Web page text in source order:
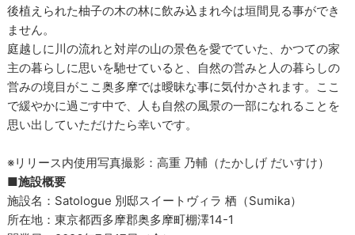
後植えられた柚子の木の林に飲み込まれ今は垣間見る事ができ
ません。
庭越しに川の流れと対岸の山の景色を愛でていた、かつての家
主の暮らしに思いを馳せていると、自然の営みと人の暮らしの
営みの境目がここ奥多摩では曖昧な事に気付かされます。ここ
で緩やかに過ごす中で、人も自然の風景の一部になれることを
思い出していただけたら幸いです。
※リリース内使用写真撮影：高重 乃輔（たかしげ だいすけ）
■施設概要
施設名：Satologue 別邸スイートヴィラ 栖（Sumika）
所在地：東京都西多摩郡奥多摩町棚澤14-1